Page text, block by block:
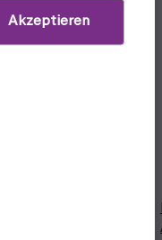
Akzeptieren